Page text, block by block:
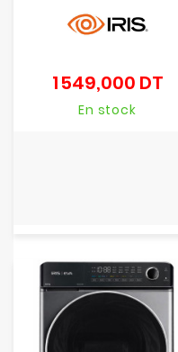
1 549,000 DTPrix
En stock